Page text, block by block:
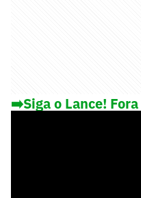
➡️Siga o Lance!